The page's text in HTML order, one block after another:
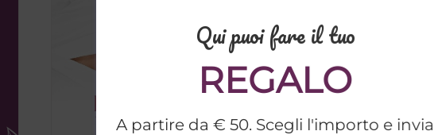
Qui puoi fare il tuo
REGALO
A partire da € 50. Scegli l'importo e invia